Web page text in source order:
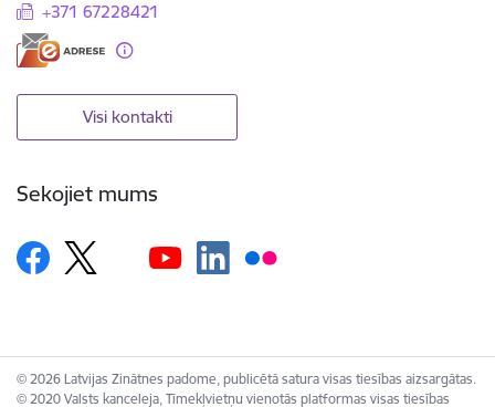
+371 67228421
Visi kontakti
Sekojiet mums
© 2026 Latvijas Zinātnes padome, publicētā satura visas tiesības aizsargātas.
© 2020 Valsts kanceleja, Tīmekļvietņu vienotās platformas visas tiesības